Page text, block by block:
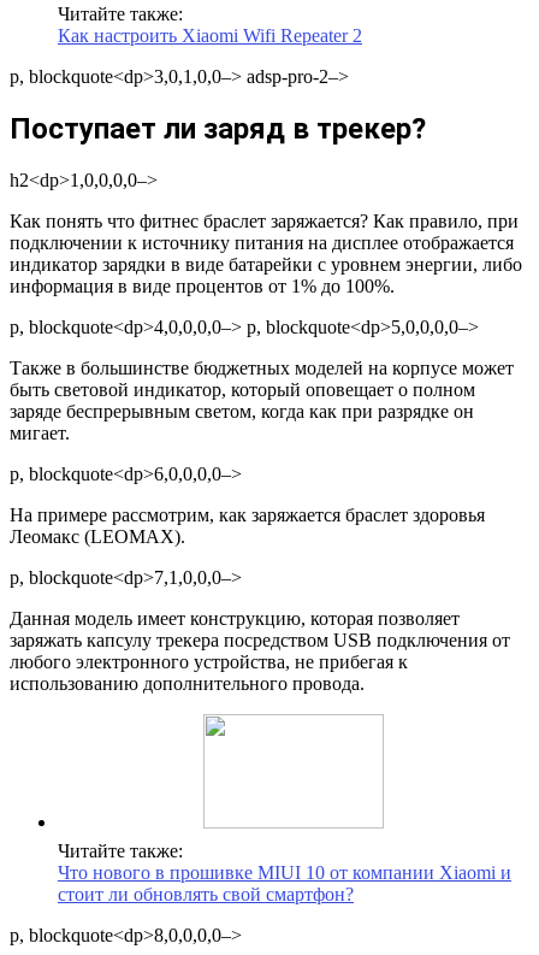
Читайте также:
Как настроить Xiaomi Wifi Repeater 2
p, blockquote<dp>3,0,1,0,0–> adsp-pro-2–>
Поступает ли заряд в трекер?
h2<dp>1,0,0,0,0–>
Как понять что фитнес браслет заряжается? Как правило, при
подключении к источнику питания на дисплее отображается
индикатор зарядки в виде батарейки с уровнем энергии, либо
информация в виде процентов от 1% до 100%.
p, blockquote<dp>4,0,0,0,0–> p, blockquote<dp>5,0,0,0,0–>
Также в большинстве бюджетных моделей на корпусе может
быть световой индикатор, который оповещает о полном
заряде беспрерывным светом, когда как при разрядке он
мигает.
p, blockquote<dp>6,0,0,0,0–>
На примере рассмотрим, как заряжается браслет здоровья
Леомакс (LEOMAX).
p, blockquote<dp>7,1,0,0,0–>
Данная модель имеет конструкцию, которая позволяет
заряжать капсулу трекера посредством USB подключения от
любого электронного устройства, не прибегая к
использованию дополнительного провода.
Читайте также:
Что нового в прошивке MIUI 10 от компании Xiaomi и
стоит ли обновлять свой смартфон?
p, blockquote<dp>8,0,0,0,0–>